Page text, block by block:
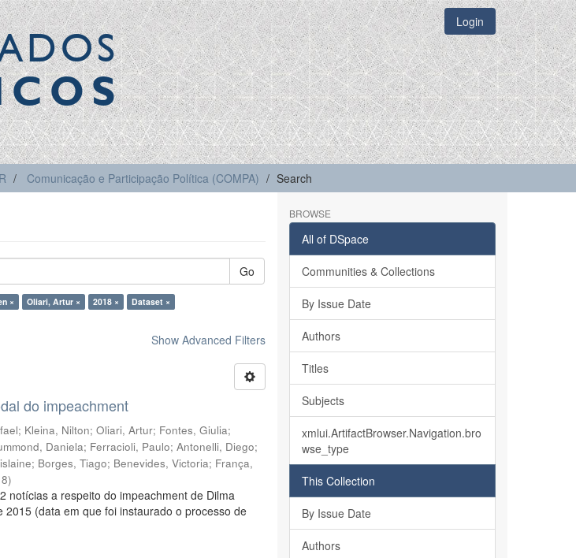
Login
Comunicação e Participação Política (COMPA) Search
Go
× Oliari, Artur × 2018 ×
Dataset ×
Show Advanced Filters
do impeachment
; Kleina, Nilton;Oliari, Artur; Fontes, Giulia;
Daniela; Ferracioli, Paulo;Antonelli, Diego;
; Borges, Tiago; Benevides, Victoria; França,
)
notícias a respeito do impeachment de Dilma
(data em que foi instaurado o processo de
BROWSE
All of DSpace
Communities & Collections
By Issue Date
Authors
Titles
Subjects
xmlui.ArtifactBrowser.Navigation.bro
wse_type
This Collection
By Issue Date
Authors